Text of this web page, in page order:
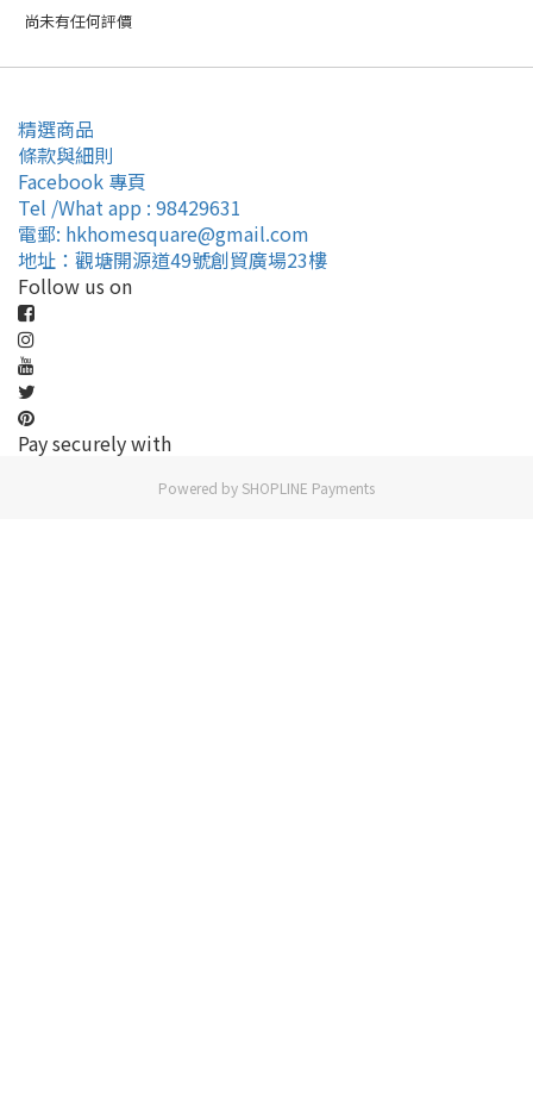
尚未有任何評價
精選商品
條款與細則
Facebook 專頁
Tel /What app : 98429631
電郵: hkhomesquare@gmail.com
地址：觀塘開源道49號創貿廣場23樓
Follow us on
Pay securely with
Powered by SHOPLINE Payments